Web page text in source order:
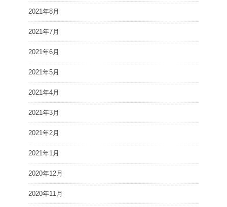
2021年8月
2021年7月
2021年6月
2021年5月
2021年4月
2021年3月
2021年2月
2021年1月
2020年12月
2020年11月